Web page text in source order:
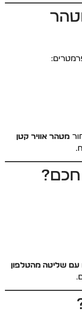
מטהר אוויר קטן
חכם?
שליטה מהטלפון